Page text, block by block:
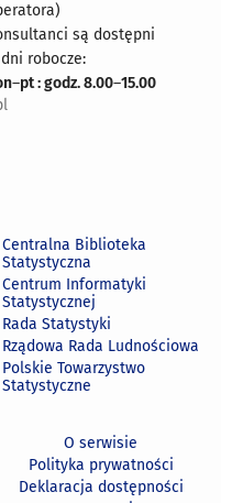
są dostępni
robocze:
–pt : godz. 8.00–15.00
Centralna Biblioteka
Statystyczna
Centrum Informatyki
Statystycznej
Rada Statystyki
Rządowa Rada Ludnościowa
Polskie Towarzystwo
Statystyczne
O serwisie
Polityka prywatności
Deklaracja dostępności